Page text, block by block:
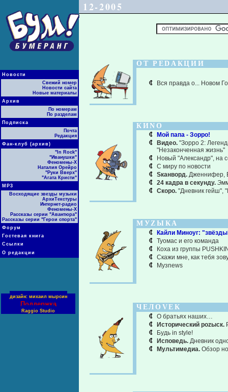
Новости
Свежий номер
Новости сайта
Новые материалы
Архив
По номерам
По разделам
Подписка
Почта
Редакция
Фан-клуб (архив)
"In Rock"
"Иванушки"
Феномены-Х
Наталия Орейро
"Руки Вверх"
"Агата Кристи"
МР3
Восходящие звезды музыки
АрхиТекстуры
Интернет-радио
Феномены-Х
Рассказы серии "Авантюра"
Рассказы серии "Герои спорта"
Форум
Гостевая книга
Ссылки
О редакции
дизайн: михаил мырсин
Поддержка
Raggio Studio
12-2005
ОТ РЕDАКЦИИ
Вся правда о... Новом
КИNО
Мой папа - Зорро!
Видео. "Зорро 2:
"Незаконченная жизнь"
Новый "Александр", на
С миру по новости
Sканворд. Дженнифер,
24 кадра в секунду.
Скоро. "Дневник гейш",
МУZЫКА
Кайли Миноуг:
Туомас и его команда
Коха из группы
Скажи мне, как тебя
Музnews
ЧЕЛОVЕК
О братьях наших…
Исторический роzыск.
Будь in style!
Исповедь. Дневник
Мультимедиа. Обзор